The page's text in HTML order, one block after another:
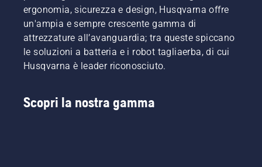
ergonomia, sicurezza e design, Husqvarna offre
un'ampia e sempre crescente gamma di
attrezzature all’avanguardia; tra queste spiccano
le soluzioni a batteria e i robot tagliaerba, di cui
Husqvarna è leader riconosciuto.
Scopri la nostra gamma